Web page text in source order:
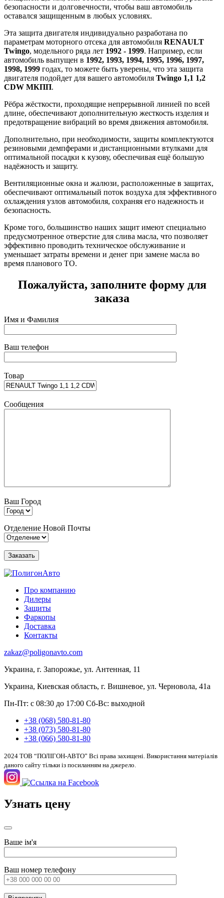
безопасности и долговечности, чтобы ваш автомобиль
оставался защищенным в любых условиях.
Эта защита двигателя индивидуально разработана по
параметрам моторного отсека для автомобиля RENAULT
Twingo, модельного ряда лет 1992 - 1999. Например, если
автомобиль выпущен в 1992, 1993, 1994, 1995, 1996, 1997,
1998, 1999 годах, то можете быть уверены, что эта защита
двигателя подойдет для вашего автомобиля Twingo 1,1 1,2
CDW МКПП.
Рёбра жёсткости, проходящие непрерывной линией по всей
длине, обеспечивают дополнительную жесткость изделия и
предотвращение вибраций во время движения автомобиля.
Дополнительно, при необходимости, защиты комплектуются
резиновыми демпферами и дистанционными втулками для
оптимальной посадки к кузову, обеспечивая ещё большую
надёжность и защиту.
Вентиляционные окна и жалюзи, расположенные в защитах,
обеспечивают оптимальный поток воздуха для эффективного
охлаждения узлов автомобиля, сохраняя его надежность и
безопасность.
Кроме того, большинство наших защит имеют специально
предусмотренное отверстие для слива масла, что позволяет
эффективно проводить техническое обслуживание и
уменьшает затраты времени и денег при замене масла во
время планового ТО.
Пожалуйста, заполните форму для
заказа
Имя и Фамилия
Ваш телефон
Товар
Сообщения
Ваш Город
Отделение Новой Почты
Про компанию
Дилеры
Защиты
Фаркопы
Доставка
Контакты
zakaz@poligonavto.com
Украина, г. Запорожье, ул. Антенная, 11
Украина, Киевская область, г. Вишневое, ул. Черновола, 41а
Пн-Пт: с 08:30 до 17:00 Сб-Вс: выходной
+38 (068) 580-81-80
+38 (073) 580-81-80
+38 (066) 580-81-80
2024 ТОВ “ПОЛІГОН-АВТО” Всі права захищені. Використання матеріалів
даного сайту тільки із посиланням на джерело.
Узнать цену
Ваше ім'я
Ваш номер телефону